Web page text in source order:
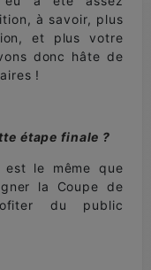
à savoir, plus
et plus votre
donc hâte de
!
étape finale ?
est le même que
la Coupe de
du public